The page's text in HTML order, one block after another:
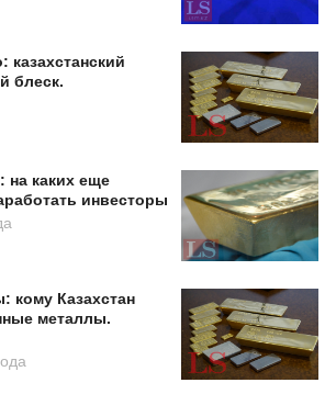
казахстанский
блеск.
на каких еще
инвесторы
кому Казахстан
металлы.